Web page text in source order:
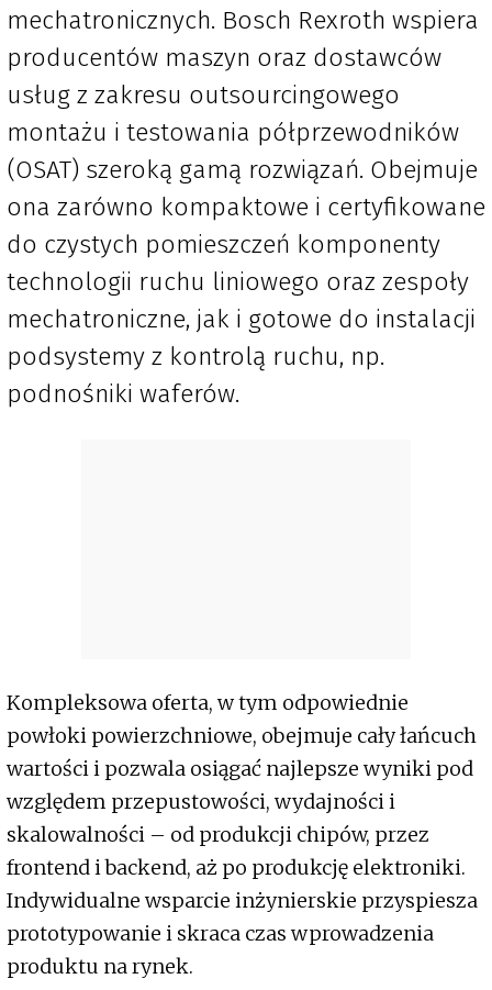
mechatronicznych. Bosch Rexroth wspiera
producentów maszyn oraz dostawców
usług z zakresu outsourcingowego
montażu i testowania półprzewodników
(OSAT) szeroką gamą rozwiązań. Obejmuje
ona zarówno kompaktowe i certyfikowane
do czystych pomieszczeń komponenty
technologii ruchu liniowego oraz zespoły
mechatroniczne, jak i gotowe do instalacji
podsystemy z kontrolą ruchu, np.
podnośniki waferów.
Kompleksowa oferta, w tym odpowiednie
powłoki powierzchniowe, obejmuje cały łańcuch
wartości i pozwala osiągać najlepsze wyniki pod
względem przepustowości, wydajności i
skalowalności – od produkcji chipów, przez
frontend i backend, aż po produkcję elektroniki.
Indywidualne wsparcie inżynierskie przyspiesza
prototypowanie i skraca czas wprowadzenia
produktu na rynek.